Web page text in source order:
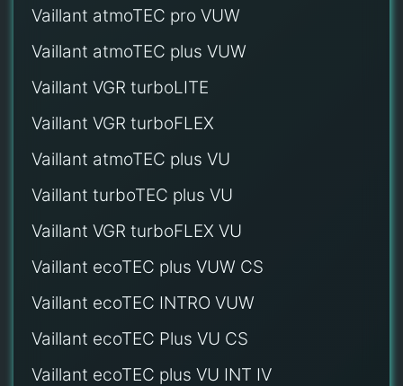
Vaillant atmoTEC pro VUW
Vaillant atmoTEC plus VUW
Vaillant VGR turboLITE
Vaillant VGR turboFLEX
Vaillant atmoTEC plus VU
Vaillant turboTEC plus VU
Vaillant VGR turboFLEX VU
Vaillant ecoTEC plus VUW CS
Vaillant ecoTEC INTRO VUW
Vaillant ecoTEC Plus VU CS
Vaillant ecoTEC plus VU INT IV